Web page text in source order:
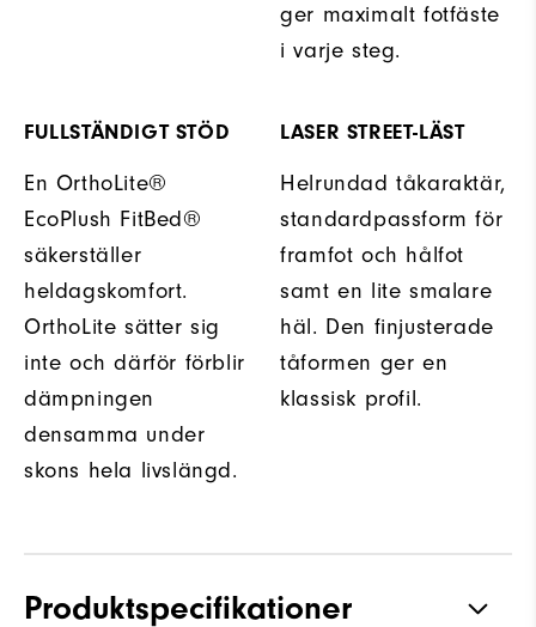
ger maximalt fotfäste
i varje steg.
FULLSTÄNDIGT STÖD
En OrthoLite®
EcoPlush FitBed®
säkerställer
heldagskomfort.
OrthoLite sätter sig
inte och därför förblir
dämpningen
densamma under
skons hela livslängd.
LASER STREET-LÄST
Helrundad tåkaraktär,
standardpassform för
framfot och hålfot
samt en lite smalare
häl. Den finjusterade
tåformen ger en
klassisk profil.
Produktspecifikationer